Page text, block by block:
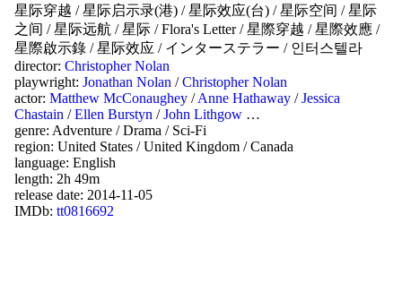
星际穿越 /星际启示录(港) /星际效应(台) /星际空间 /星际
之间 /星际远航 /星际 /Flora's Letter/星際穿越 /星際效應 /
星際啟示錄 /星际效应 / インターステラー / 인터스텔라
director: Christopher Nolan
playwright: Jonathan Nolan /Christopher Nolan
actor: Matthew McConaughey /Anne Hathaway /Jessica
Chastain /Ellen Burstyn /John Lithgow …
genre: Adventure /Drama / Sci-Fi
region: United States /United Kingdom /Canada
language: English
length: 2h 49m
release date: 2014-11-05
IMDb: tt0816692